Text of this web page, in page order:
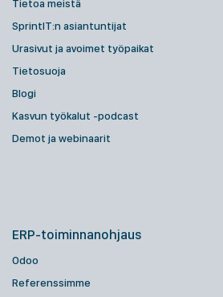
Tietoa meistä
SprintIT:n asiantuntijat
Urasivut ja avoimet työpaikat
Tietosuoja
Blogi
Kasvun työkalut -podcast
Demot ja webinaarit
ERP-toiminnanohjaus
Odoo
Referenssimme